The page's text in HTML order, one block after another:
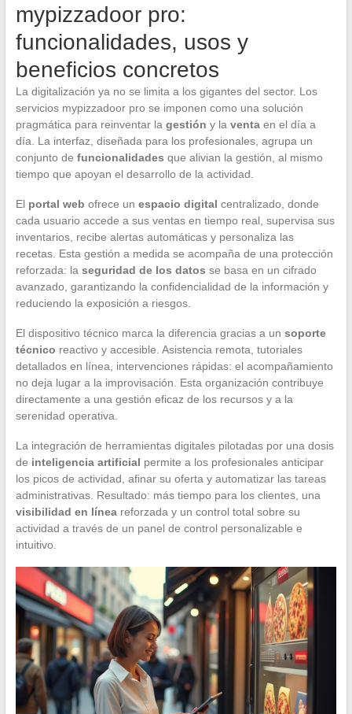
mypizzadoor pro:
funcionalidades, usos y
beneficios concretos
La digitalización ya no se limita a los gigantes del sector. Los
servicios mypizzadoor pro se imponen como una solución
pragmática para reinventar la gestión y la ventaen el día a
día. La interfaz, diseñada para los profesionales, agrupa un
conjunto de funcionalidades que alivian la gestión, al mismo
tiempo que apoyan el desarrollo de la actividad.
El portal web ofrece un espacio digital centralizado, donde
cada usuario accede a sus ventas en tiempo real, supervisa sus
inventarios, recibe alertas automáticas y personaliza las
recetas. Esta gestión a medida se acompaña de una protección
reforzada: la seguridad de los datos se basa en un cifrado
avanzado, garantizando la confidencialidad de la información y
reduciendo la exposición a riesgos.
El dispositivo técnico marca la diferencia gracias a un soporte
técnico reactivo y accesible. Asistencia remota, tutoriales
detallados en línea, intervenciones rápidas: el acompañamiento
no deja lugar a la improvisación. Esta organización contribuye
directamente a una gestión eficaz de los recursos y a la
serenidad operativa.
La integración de herramientas digitales pilotadas por una dosis
de inteligencia artificial permite a los profesionales anticipar
los picos de actividad, afinar su oferta y automatizar las tareas
administrativas. Resultado: más tiempo para los clientes, una
visibilidad en líneareforzada y un control total sobre su
actividad a través de un panel de control personalizable e
intuitivo.